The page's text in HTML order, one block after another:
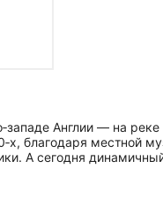
Англии — на
благодаря местной
А сегодня